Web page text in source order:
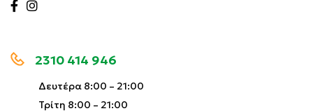
2310 414 946
Δευτέρα 8:00 – 21:00
Τρίτη 8:00 – 21:00